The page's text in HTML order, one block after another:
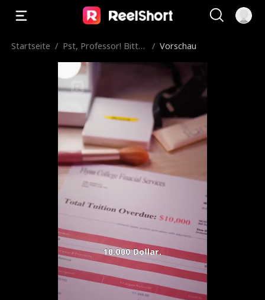
Startseite / Pst, Professor! Bitte
/ Vorschau